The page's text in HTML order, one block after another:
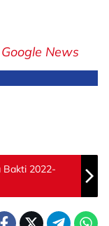
Google News
Bakti 2022-